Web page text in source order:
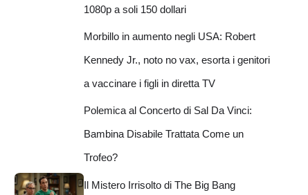
1080p a soli 150 dollari
Morbillo in aumento negli USA: Robert
Kennedy Jr., noto no vax, esorta i genitori
a vaccinare i figli in diretta TV
Polemica al Concerto di Sal Da Vinci:
Bambina Disabile Trattata Come un
Trofeo?
Il Mistero Irrisolto di The Big Bang